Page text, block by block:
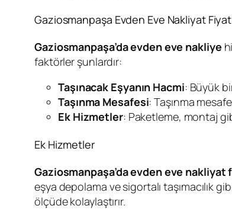
Gaziosmanpaşa Evden Eve Nakliyat
Gaziosmanpaşa’da evden eve nakliye
faktörler şunlardır:
Taşınacak Eşyanın Hacmi: Büyük
Taşınma Mesafesi: Taşınma
Ek Hizmetler: Paketleme, montaj
Ek Hizmetler
Gaziosmanpaşa’da evden eve nakliyat
eşya depolama ve sigortalı taşımacılık
ölçüde kolaylaştırır.